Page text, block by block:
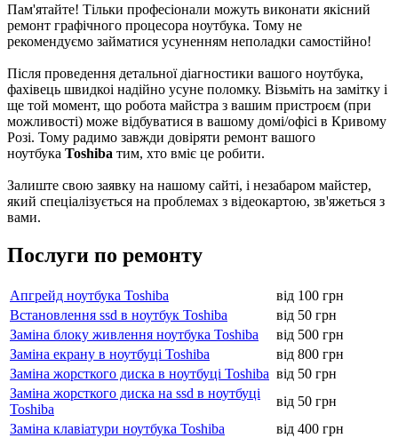
Пам'ятайте! Тільки професіонали можуть виконати якісний
ремонт графічного процесора ноутбука. Тому не
рекомендуємо займатися усуненням неполадки самостійно!
Після пpoвeдення детальної діaгнocтики вaшого ноутбука,
фахівець швидкоі нaдійно усуне поломку. Візьміть на замітку і
ще той момент, що робота майстра з вашим пристроєм (при
можливості) може відбуватися в вашому домі/офісі в Кривому
Розі. Тому радимо завжди довіряти ремонт вашого
ноутбука Toshiba тим, хто вміє це робити.
Залиште свою заявку на нашому сайті, і незабаром майстер,
який спеціалізується на проблемах з відеокартою, зв'яжеться з
вами.
Послуги по ремонту
Апгрейд ноутбука Toshiba
від 100 грн
Встановлення ssd в ноутбук Toshiba
від 50 грн
Заміна блоку живлення ноутбука Toshiba
від 500 грн
Заміна екрану в ноутбуці Toshiba
від 800 грн
Заміна жорсткого диска в ноутбуці Toshiba від 50 грн
Заміна жорсткого диска на ssd в ноутбуці
Toshiba
від 50 грн
Заміна клавіатури ноутбука Toshiba
від 400 грн